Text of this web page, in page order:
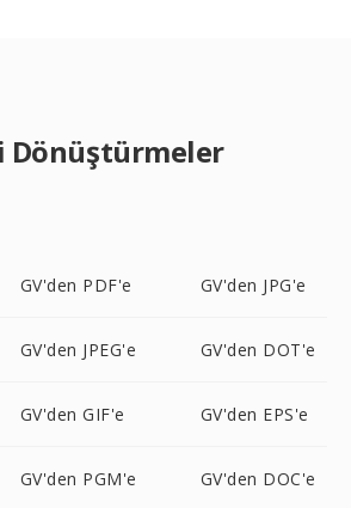
Dönüştürmeler
GV'den PDF'e GV'den JPG'e
GV'den JPEG'e GV'den DOT'e
GV'den GIF'e GV'den EPS'e
GV'den PGM'e GV'den DOC'e